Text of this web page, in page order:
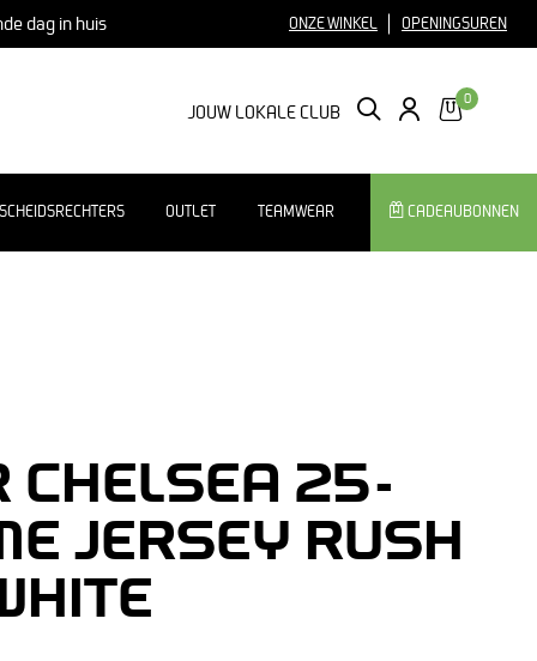
dag in huis ONZE WINKEL OPENINGSUREN
JOUW LOKALE CLUB ZOEKEN LOGIN
0
SCHEIDSRECHTERS OUTLET TEAMWEAR CADEAUBONNEN
CHELSEA 25-
JERSEY RUSH